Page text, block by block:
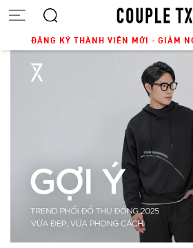
ĐĂNG KÝ THÀNH VIÊN MỚI - GIẢM